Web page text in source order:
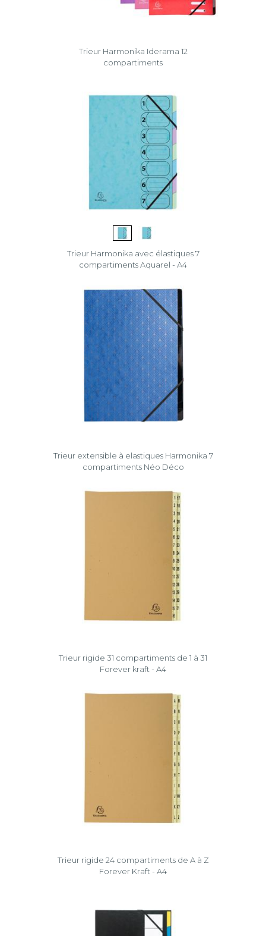
Trieur Harmonika Iderama 12
compartiments
Trieur Harmonika avec élastiques 7
compartiments Aquarel - A4
Trieur extensible à elastiques Harmonika 7
compartiments Néo Déco
Trieur rigide 31 compartiments de 1 à 31
Forever kraft - A4
Trieur rigide 24 compartiments de A à Z
Forever Kraft - A4